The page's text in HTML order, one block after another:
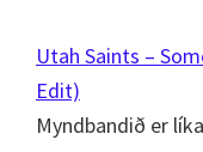
Utah Saints –
Edit)
Myndbandið er